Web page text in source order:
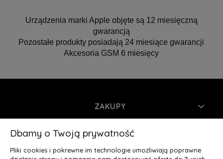
Urządzenia marki Apple objęte są 12 miesięczną
gwarancją
Pozostałe produkty posiadają 24 miesiące gwarancji
Akcesoria GSM 6 miesięcy
ZAKUPY
INFORMACJE
MOJE KONTO
Dbamy o Twoją prywatność
Pliki cookies i pokrewne im technologie umożliwiają poprawne